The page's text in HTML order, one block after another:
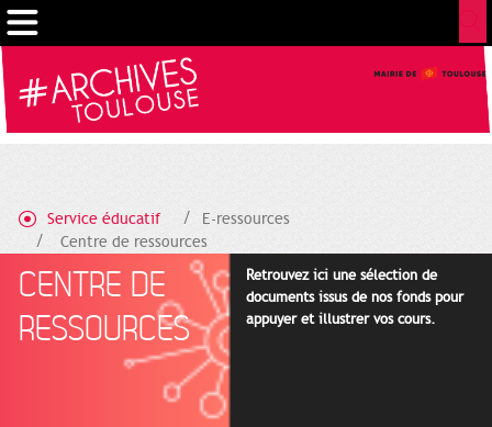
Service éducatif
E-ressources
Centre de ressources
CENTRE DE
RESSOURCES
Retrouvez ici une sélection de
documents issus de nos fonds pour
appuyer et illustrer vos cours.
Gestion de vos préférences sur les cookies